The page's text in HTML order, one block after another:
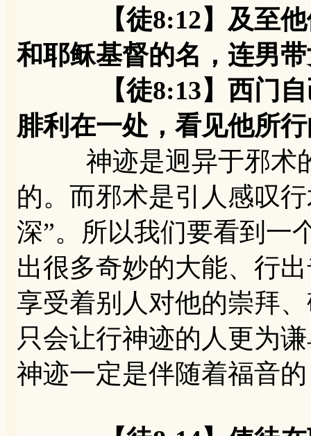
【徒8:12】及至他
和耶稣基督的名，连男
【徒8:13】西门自己
腓利在一处，看见他所
神迹是迥异于邪术的
的。而邪术是引人感叹
深”。所以我们要看到一
出很多奇妙的大能、行
享受着别人对他的崇拜
只会让行神迹的人更为
神迹一定是伴随着福音